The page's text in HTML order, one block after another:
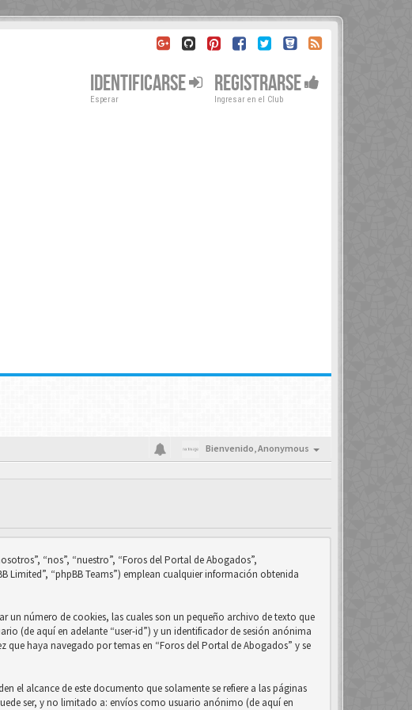
IDENTIFICARSE
Esperar
REGISTRARSE
Ingresar en el Club
Bienvenido,Anonymous
“nos”, “nuestro”, “Foros del Portal de Abogados”,
Limited”, “phpBB Teams”) emplean cualquier información obtenida
un número de cookies, las cuales son un pequeño archivo de texto que
(de aquí en adelante “user-id”) y un identificador de sesión anónima
que haya navegado por temas en “Foros del Portal de Abogados” y se
el alcance de este documento que solamente se refiere a las páginas
ser, y no limitado a: envíos como usuario anónimo (de aquí en